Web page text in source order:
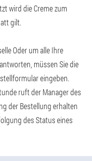
wird die Creme zum
gilt.
Oder um alle Ihre
müssen Sie die
eingeben.
ruft der Manager des
der Bestellung erhalten
des Status eines